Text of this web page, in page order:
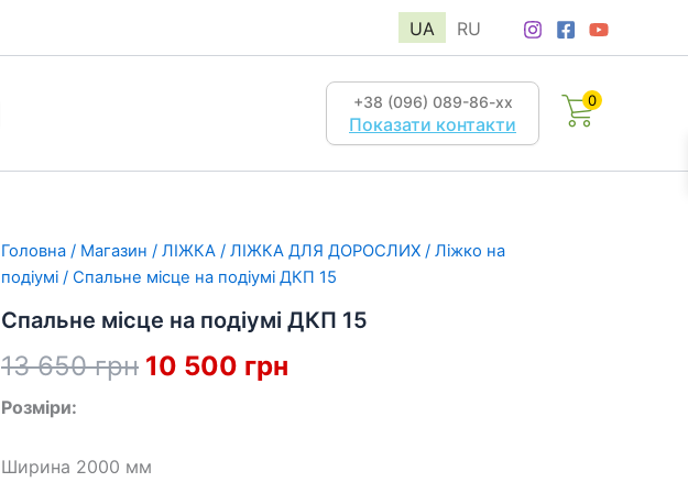
UA RU
+38 (096) 089-86-хх
Показати контакти
0
Головна / Магазин / ЛІЖКА / ЛІЖКА ДЛЯ ДОРОСЛИХ / Ліжко на
подіумі / Спальне місце на подіумі ДКП 15
Спальне місце на подіумі ДКП 15
13 650грн Оригінальна
10 500 грн
Розміри:
Ширина 2000 мм